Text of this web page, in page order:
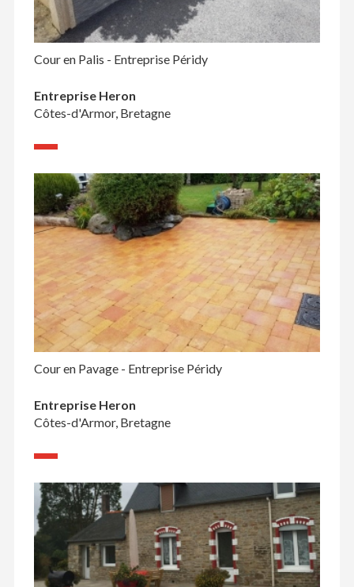
Cour en Palis - Entreprise Péridy
Entreprise Heron
Côtes-d'Armor, Bretagne
Cour en Pavage - Entreprise Péridy
Entreprise Heron
Côtes-d'Armor, Bretagne